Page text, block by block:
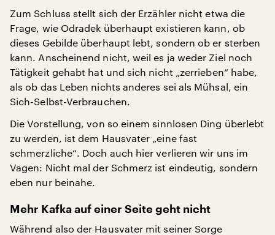
Zum Schluss stellt sich der Erzähler nicht etwa die
Frage, wie Odradek überhaupt existieren kann, ob
dieses Gebilde überhaupt lebt, sondern ob er sterben
kann. Anscheinend nicht, weil es ja weder Ziel noch
Tätigkeit gehabt hat und sich nicht „zerrieben“ habe,
als ob das Leben nichts anderes sei als Mühsal, ein
Sich-Selbst-Verbrauchen.
Die Vorstellung, von so einem sinnlosen Ding überlebt
zu werden, ist dem Hausvater „eine fast
schmerzliche“. Doch auch hier verlieren wir uns im
Vagen: Nicht mal der Schmerz ist eindeutig, sondern
eben nur beinahe.
Mehr Kafka auf einer Seite geht nicht
Während also der Hausvater mit seiner Sorge